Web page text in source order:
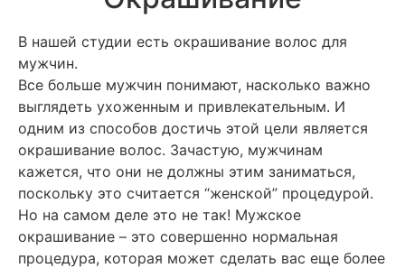
В нашей студии есть окрашивание волос для
мужчин.
Все больше мужчин понимают, насколько важно
выглядеть ухоженным и привлекательным. И
одним из способов достичь этой цели является
окрашивание волос. Зачастую, мужчинам
кажется, что они не должны этим заниматься,
поскольку это считается “женской” процедурой.
Но на самом деле это не так! Мужское
окрашивание – это совершенно нормальная
процедура, которая может сделать вас еще более